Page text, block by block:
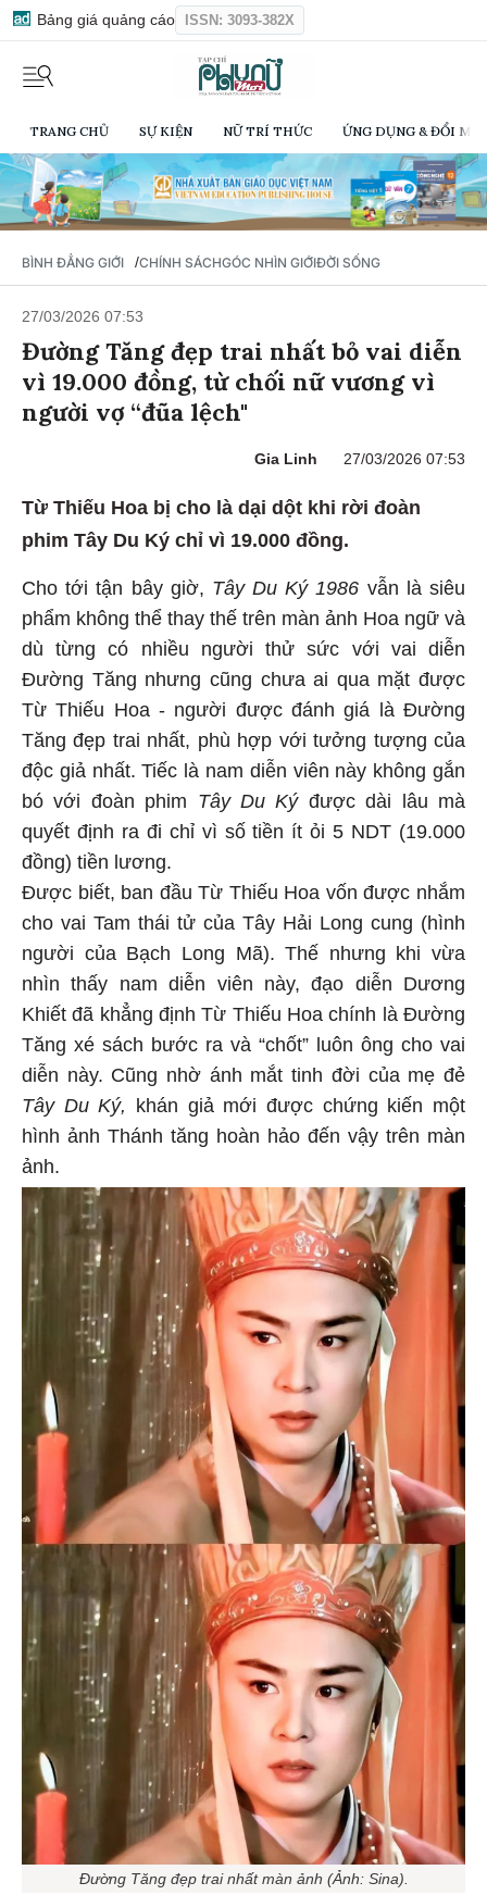
Bảng giá quảng cáo ISSN: 3093-382X
TRANG CHỦ SỰ KIỆN NỮ TRÍ THỨC ỨNG DỤNG & ĐỔI
BÌNH ĐẲNG GIỚI /CHÍNH SÁCHGÓC NHÌN GIỚIĐỜI SỐNG
27/03/2026 07:53
Đường Tăng đẹp trai nhất bỏ vai diễn
vì 19.000 đồng, từ chối nữ vương vì
người vợ “đũa lệch"
Gia Linh 27/03/2026 07:53
Từ Thiếu Hoa bị cho là dại dột khi rời đoàn
phim Tây Du Ký chỉ vì 19.000 đồng.
Cho tới tận bây giờ, Tây Du Ký 1986 vẫn là siêu
phẩm không thể thay thế trên màn ảnh Hoa ngữ và
dù từng có nhiều người thử sức với vai diễn
Đường Tăng nhưng cũng chưa ai qua mặt được
Từ Thiếu Hoa - người được đánh giá là Đường
Tăng đẹp trai nhất, phù hợp với tưởng tượng của
độc giả nhất. Tiếc là nam diễn viên này không gắn
bó với đoàn phim
Tây Du Kýđược dài lâu mà
quyết định ra đi chỉ vì số tiền ít ỏi 5 NDT (19.000
đồng) tiền lương.
Được biết, ban đầu Từ Thiếu Hoa vốn được nhắm
cho vai Tam thái tử của Tây Hải Long cung (hình
người của Bạch Long Mã). Thế nhưng khi vừa
nhìn thấy nam diễn viên này, đạo diễn Dương
Khiết đã khẳng định Từ Thiếu Hoa chính là Đường
Tăng xé sách bước ra và “chốt” luôn ông cho vai
diễn này. Cũng nhờ ánh mắt tinh đời của mẹ đẻ
Tây Du Ký, khán giả mới được chứng kiến một
hình ảnh Thánh tăng hoàn hảo đến vậy trên màn
ảnh.
Đường Tăng đẹp trai nhất màn ảnh (Ảnh: Sina).